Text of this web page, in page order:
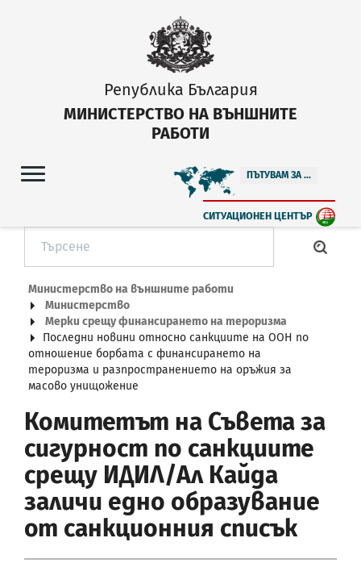
Република България
МИНИСТЕРСТВО НА ВЪНШНИТЕ
РАБОТИ
ПЪТУВАМ ЗА ...
СИТУАЦИОНЕН ЦЕНТЪР
Министерство на външните работи
Министерство
Мерки срещу финансирането на тероризма
Последни новини относно санкциите на ООН по
отношение борбата с финансирането на
тероризма и разпространението на оръжия за
масово унищожение
Комитетът на Съвета за
сигурност по санкциите
срещу ИДИЛ/Ал Кайда
заличи едно образувание
от санкционния списък